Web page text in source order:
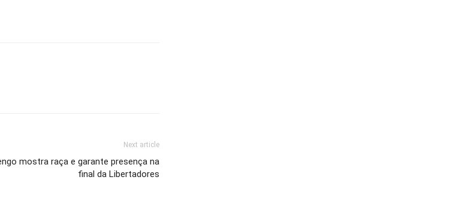
Next article
mostra raça e garante presença na
final da Libertadores